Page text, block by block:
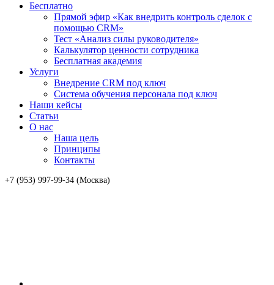
Бесплатно
Прямой эфир «Как внедрить контроль сделок с
помощью CRM»
Тест «Анализ силы руководителя»
Калькулятор ценности сотрудника
Бесплатная академия
Услуги
Внедрение CRM под ключ
Система обучения персонала под ключ
Наши кейсы
Статьи
О нас
Наша цель
Принципы
Контакты
+7 (953) 997-99-34 (Москва)